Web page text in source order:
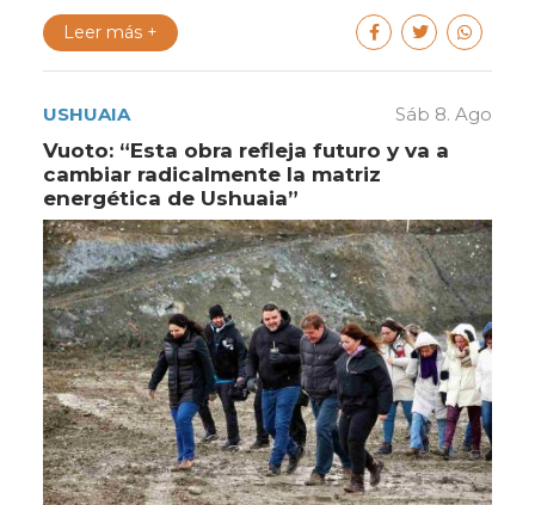
Leer más +
USHUAIA Sáb 8. Ago
Vuoto: “Esta obra refleja futuro y va a
cambiar radicalmente la matriz
energética de Ushuaia”